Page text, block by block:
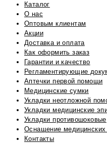
Каталог
О нас
Оптовым клиентам
Акции
Доставка и оплата
Как оформить заказ
Гарантии и качество
Регламентирующие
Аптечки первой помощи
Медицинские сумки
Укладки неотложной
Укладки медицинские
Укладки противошоковые
Оснащение медицинских
Контакты